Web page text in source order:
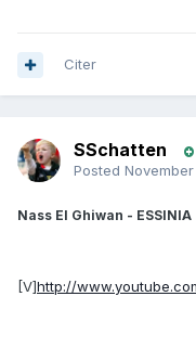
Citer
SSchatten
Posted
Nass El Ghiwan - ESSINIA
[V]http://